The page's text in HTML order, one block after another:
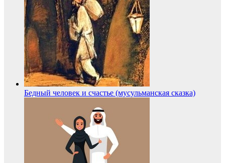
Бедный человек и счастье (мусульманская сказка)